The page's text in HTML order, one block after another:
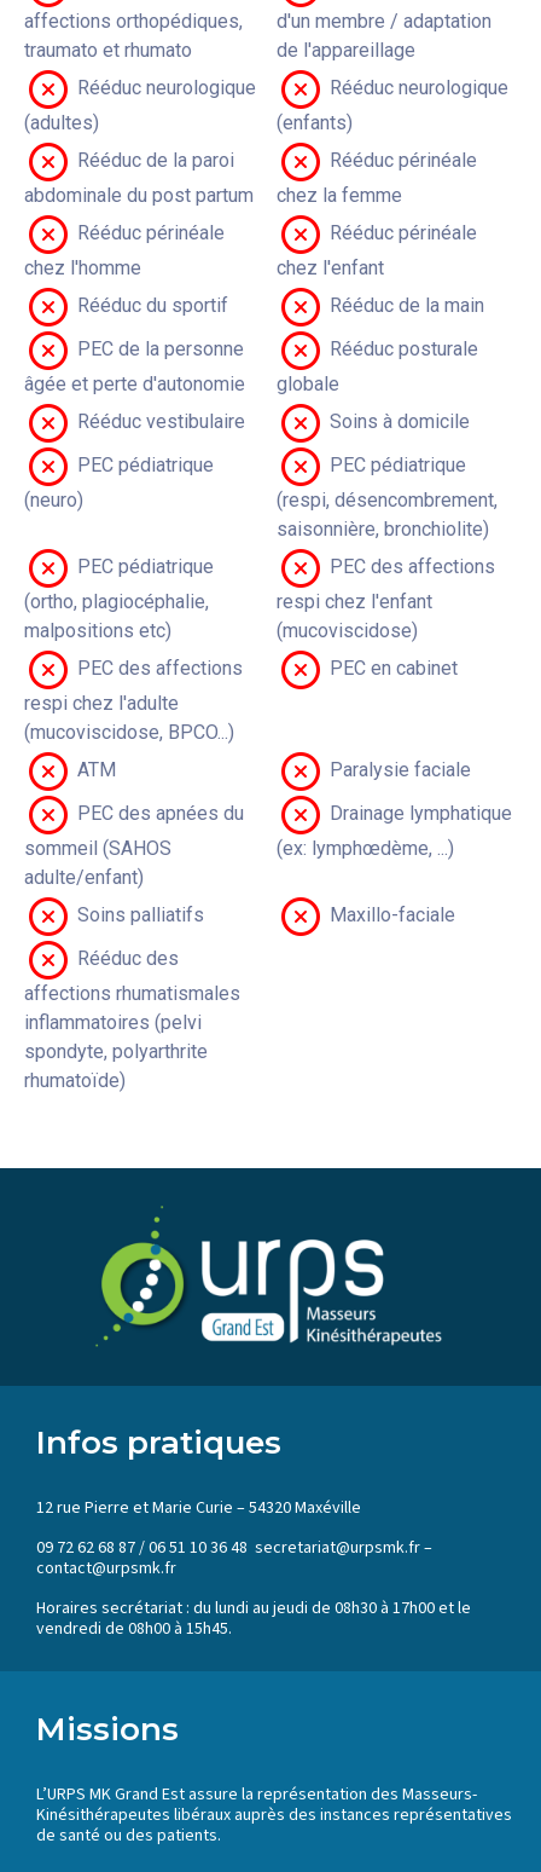
affections orthopédiques,
traumato et rhumato
d'un membre / adaptation
de l'appareillage
Rééduc neurologique
(adultes)
Rééduc neurologique
(enfants)
Rééduc de la paroi
abdominale du post partum
Rééduc périnéale
chez la femme
Rééduc périnéale
chez l'homme
Rééduc périnéale
chez l'enfant
Rééduc du sportif
Rééduc de la main
PEC de la personne
âgée et perte d'autonomie
Rééduc posturale
globale
Rééduc vestibulaire
Soins à domicile
PEC pédiatrique
(neuro)
PEC pédiatrique
(respi, désencombrement,
saisonnière, bronchiolite)
PEC pédiatrique
(ortho, plagiocéphalie,
malpositions etc)
PEC des affections
respi chez l'enfant
(mucoviscidose)
PEC des affections
respi chez l'adulte
(mucoviscidose, BPCO...)
PEC en cabinet
ATM
Paralysie faciale
PEC des apnées du
sommeil (SAHOS
adulte/enfant)
Drainage lymphatique
(ex: lymphœdème, ...)
Soins palliatifs
Maxillo-faciale
Rééduc des
affections rhumatismales
inflammatoires (pelvi
spondyte, polyarthrite
rhumatoïde)
Infos pratiques
12 rue Pierre et Marie Curie – 54320 Maxéville
09 72 62 68 87 / 06 51 10 36 48 secretariat@urpsmk.fr –
contact@urpsmk.fr
Horaires secrétariat : du lundi au jeudi de 08h30 à 17h00 et le
vendredi de 08h00 à 15h45.
Missions
L’URPS MK Grand Est assure la représentation des Masseurs-
Kinésithérapeutes libéraux auprès des instances représentatives
de santé ou des patients.